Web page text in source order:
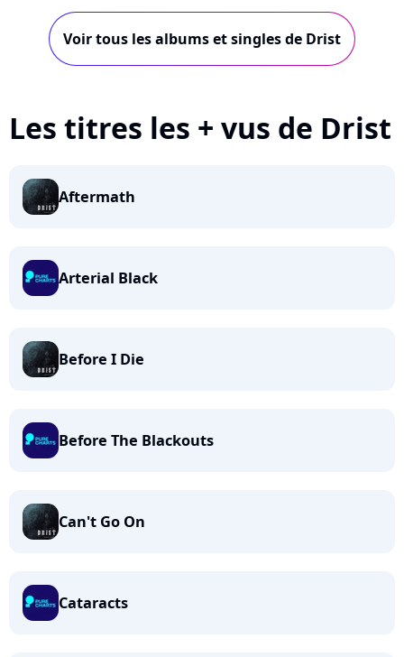
Voir tous les albums et singles de Drist
Les titres les + vus de Drist
Aftermath
Arterial Black
Before I Die
Before The Blackouts
Can't Go On
Cataracts